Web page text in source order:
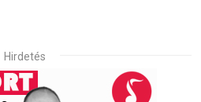
Hirdetés